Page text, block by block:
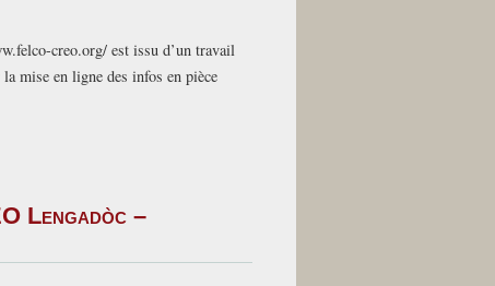
bilingue
la
FELCO
e
creo.org/ est issu d’un travail
mise en ligne des infos en pièce
Lengadòc –